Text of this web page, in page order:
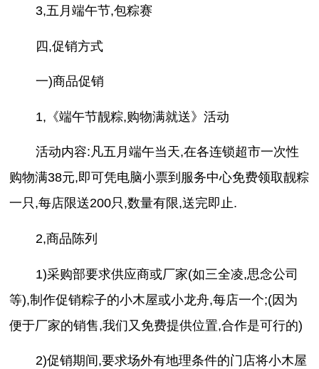
3,五月端午节,包粽赛
四,促销方式
一)商品促销
1,《端午节靓粽,购物满就送》活动
活动内容:凡五月端午当天,在各连锁超市一次性
购物满38元,即可凭电脑小票到服务中心免费领取靓粽
一只,每店限送200只,数量有限,送完即止.
2,商品陈列
1)采购部要求供应商或厂家(如三全凌,思念公司
等),制作促销粽子的小木屋或小龙舟,每店一个;(因为
便于厂家的销售,我们又免费提供位置,合作是可行的)
2)促销期间,要求场外有地理条件的门店将小木屋